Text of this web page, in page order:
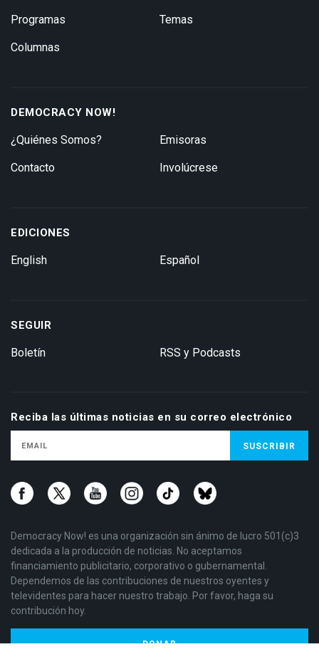
Programas
Columnas
Temas
DEMOCRACY NOW!
¿Quiénes Somos?
Contacto
Emisoras
Involúcrese
EDICIONES
English Español
SEGUIR
Boletín RSS y Podcasts
Reciba las últimas noticias en su correo electrónico
Democracy Now! es una organización sin ánimo de lucro 501(c)3
dedicada a la producción de noticias. No aceptamos
financiamiento publicitario, corporativo o gubernamental.
Dependemos de las contribuciones de nuestros oyentes y
televidentes para hacer nuestro trabajo. Por favor, haga su
contribución hoy.
DONAR